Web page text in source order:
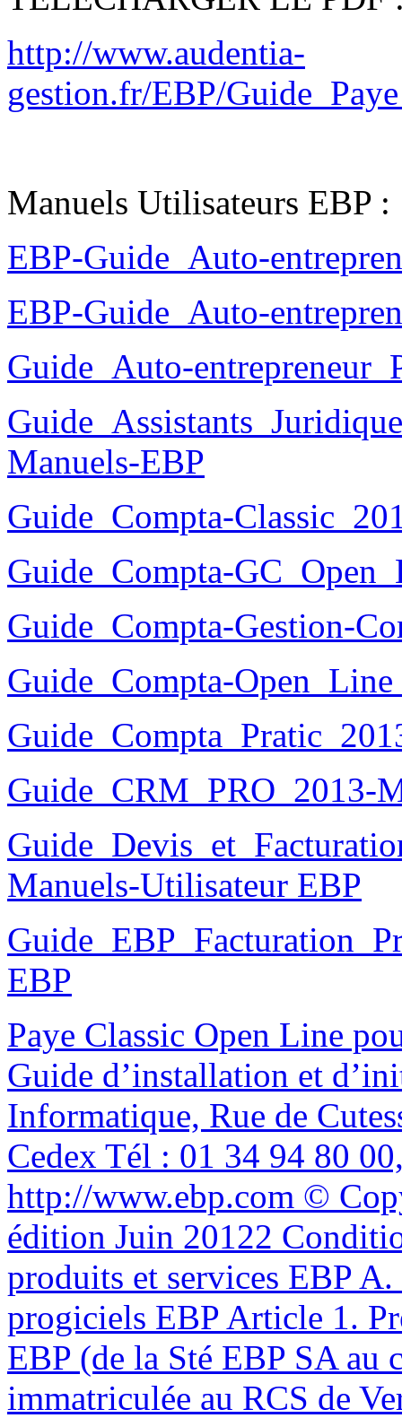
http://www.audentia-
gestion.fr/EBP/
Manuels Utilisateurs EBP :
EBP-Guide_Auto-
EBP-Guide_Auto-
Guide_Auto-
Manuels-EBP
Guide_Compta-
Guide_Compta-
Guide_Compta-Gestion-
Guide_Compta-
Guide_CRM_PRO_2013-
Manuels-Utilisateur EBP
EBP
Paye Classic Open Line
Guide d’installation et
Informatique, Rue de
Cedex Tél : 01 34 94 80
http://www.ebp.com ©
édition Juin 20122
produits et services EBP
progiciels EBP Article 1.
EBP (de la Sté EBP SA au
immatriculée au RCS de